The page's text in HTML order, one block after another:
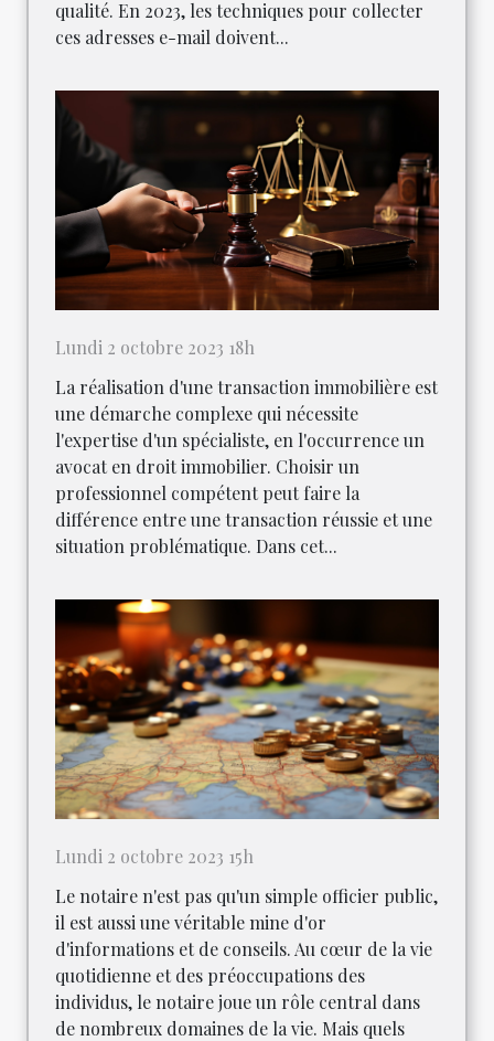
qualité. En 2023, les techniques pour collecter
ces adresses e-mail doivent...
Lundi 2 octobre 2023 18h
La réalisation d'une transaction immobilière est
une démarche complexe qui nécessite
l'expertise d'un spécialiste, en l'occurrence un
avocat en droit immobilier. Choisir un
professionnel compétent peut faire la
différence entre une transaction réussie et une
situation problématique. Dans cet...
Lundi 2 octobre 2023 15h
Le notaire n'est pas qu'un simple officier public,
il est aussi une véritable mine d'or
d'informations et de conseils. Au cœur de la vie
quotidienne et des préoccupations des
individus, le notaire joue un rôle central dans
de nombreux domaines de la vie. Mais quels